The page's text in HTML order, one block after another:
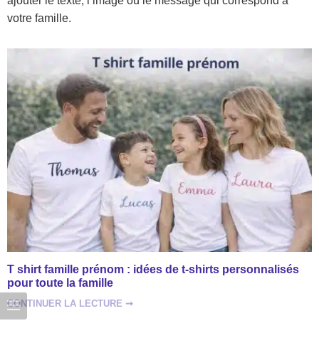
votre famille.
T shirt famille prénom : idées de t-shirts personnalisés
pour toute la famille
CONTINUER LA LECTURE ➞